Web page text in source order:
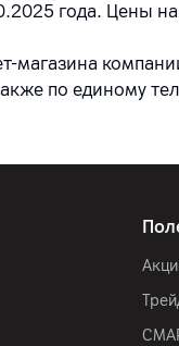
года. Цены
магазина
по единому